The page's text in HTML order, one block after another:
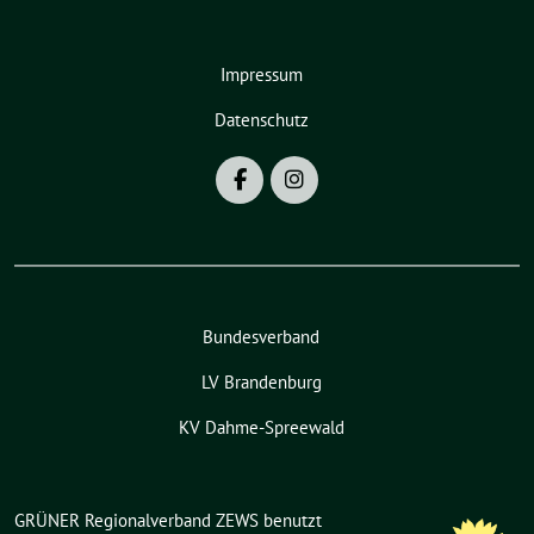
Impressum
Datenschutz
Bundesverband
LV Brandenburg
KV Dahme-Spreewald
GRÜNER Regionalverband ZEWS benutzt